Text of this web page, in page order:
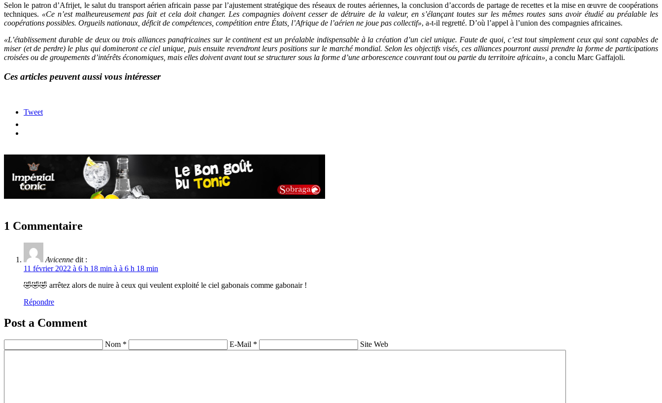
Selon le patron d’Afrijet, le salut du transport aérien africain passe par l’ajustement stratégique des réseaux de routes aériennes, la conclusion d’accords de partage de recettes et la mise en œuvre de coopérations
techniques. «Ce n’est malheureusement pas fait et cela doit changer. Les compagnies doivent cesser de détruire de la valeur, en s’élançant toutes sur les mêmes routes sans avoir étudié au préalable les
coopérations possibles. Orgueils nationaux, déficit de compétences, compétition entre États, l’Afrique de l’aérien ne joue pas collectif», a-t-il regretté. D’où l’appel à l’union des compagnies africaines.
«L’établissement durable de deux ou trois alliances panafricaines sur le continent est un préalable indispensable à la création d’un ciel unique. Faute de quoi, c’est tout simplement ceux qui sont capables de
miser (et de perdre) le plus qui domineront ce ciel unique, puis ensuite revendront leurs positions sur le marché mondial. Selon les objectifs visés, ces alliances pourront aussi prendre la forme de participations
croisées ou de groupements d’intérêts économiques, mais elles doivent avant tout se structurer sous la forme d’une arborescence couvrant tout ou partie du territoire africain», a conclu Marc Gaffajoli.
Ces articles peuvent aussi vous intéresser
Tweet
1 Commentaire
Avicenne dit :
11 février 2022 à 6 h 18 min à à 6 h 18 min
🤣🤣🤣 arrêtez alors de nuire à ceux qui veulent exploité le ciel gabonais comme gabonair !
Répondre
Post a Comment
Nom * E-Mail * Site Web